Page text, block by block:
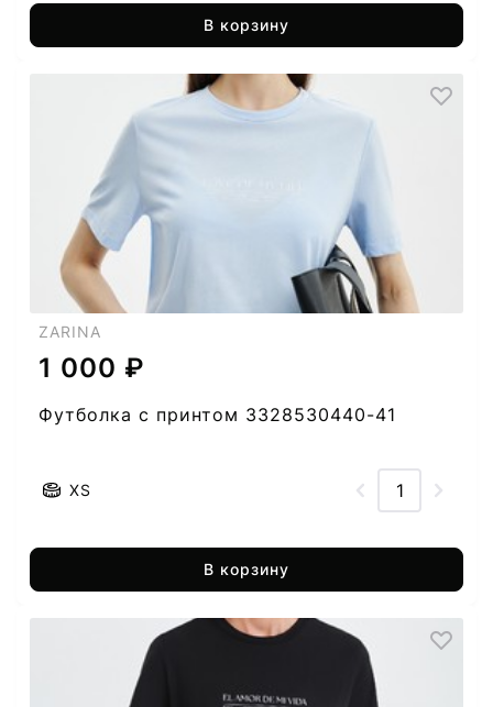
В корзину
ZARINA
1 000 ₽
Футболка с принтом 3328530440-41
XS
В корзину